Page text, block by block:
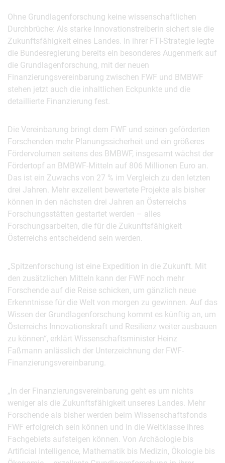
Ohne Grundlagenforschung keine wissenschaftlichen
Durchbrüche: Als starke Innovationstreiberin sichert sie die
Zukunftsfähigkeit eines Landes. In ihrer FTI-Strategie legte
die Bundesregierung bereits ein besonderes Augenmerk auf
die Grundlagenforschung, mit der neuen
Finanzierungsvereinbarung zwischen FWF und BMBWF
stehen jetzt auch die inhaltlichen Eckpunkte und die
detaillierte Finanzierung fest.
Die Vereinbarung bringt dem FWF und seinen geförderten
Forschenden mehr Planungssicherheit und ein größeres
Fördervolumen seitens des BMBWF, insgesamt wächst der
Fördertopf an BMBWF-Mitteln auf 806 Millionen Euro an.
Das ist ein Zuwachs von 27 % im Vergleich zu den letzten
drei Jahren. Mehr exzellent bewertete Projekte als bisher
können in den nächsten drei Jahren an Österreichs
Forschungsstätten gestartet werden – alles
Forschungsarbeiten, die für die Zukunftsfähigkeit
Österreichs entscheidend sein werden.
„Spitzenforschung ist eine Expedition in die Zukunft. Mit
den zusätzlichen Mitteln kann der FWF noch mehr
Forschende auf die Reise schicken, um gänzlich neue
Erkenntnisse für die Welt von morgen zu gewinnen. Auf das
Wissen der Grundlagenforschung kommt es künftig an, um
Österreichs Innovationskraft und Resilienz weiter ausbauen
zu können“, erklärt Wissenschaftsminister Heinz
Faßmann anlässlich der Unterzeichnung der FWF-
Finanzierungsvereinbarung.
„In der Finanzierungsvereinbarung geht es um nichts
weniger als die Zukunftsfähigkeit unseres Landes. Mehr
Forschende als bisher werden beim Wissenschaftsfonds
FWF erfolgreich sein können und in die Weltklasse ihres
Fachgebiets aufsteigen können. Von Archäologie bis
Artificial Intelligence, Mathematik bis Medizin, Ökologie bis